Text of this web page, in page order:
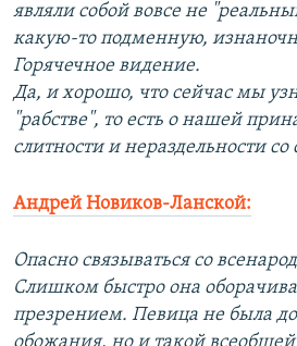
являли собой вовсе не
какую-то подменную,
Горячечное видение.
Да, и хорошо, что сейчас мы
"рабстве", то есть о нашей
слитности и нераздельности со
Андрей Новиков-Ланской:
Опасно связываться со
Слишком быстро она
презрением. Певица не была